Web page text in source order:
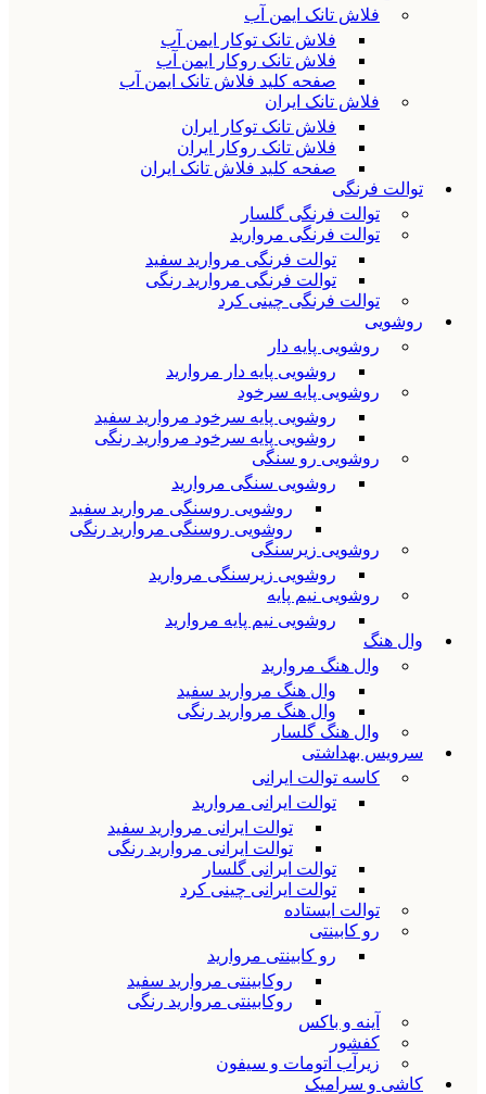
فلاش تانک ایمن آب
فلاش تانک توکار ایمن آب
فلاش تانک روکار ایمن آب
صفحه کلید فلاش تانک ایمن آب
فلاش تانک ایران
فلاش تانک توکار ایران
فلاش تانک روکار ایران
صفحه کلید فلاش تانک ایران
توالت فرنگی
توالت فرنگی گلسار
توالت فرنگی مروارید
توالت فرنگی مروارید سفید
توالت فرنگی مروارید رنگی
توالت فرنگی چینی کرد
روشویی
روشویی پایه دار
روشویی پایه دار مروارید
روشویی پایه سرخود
روشویی پایه سرخود مروارید سفید
روشویی پایه سرخود مروارید رنگی
روشویی رو سنگی
روشویی سنگی مروارید
روشویی روسنگی مروارید سفید
روشویی روسنگی مروارید رنگی
روشویی زیرسنگی
روشویی زیرسنگی مروارید
روشویی نیم پایه
روشویی نیم پایه مروارید
وال هنگ
وال هنگ مروارید
وال هنگ مروارید سفید
وال هنگ مروارید رنگی
وال هنگ گلسار
سرویس بهداشتی
کاسه توالت ایرانی
توالت ایرانی مروارید
توالت ایرانی مروارید سفید
توالت ایرانی مروارید رنگی
توالت ایرانی گلسار
توالت ایرانی چینی کرد
توالت ایستاده
رو کابینتی
رو کابینتی مروارید
روکابینتی مروارید سفید
روکابینتی مروارید رنگی
آینه و باکس
کفشور
زیرآب اتومات و سیفون
کاشی و سرامیک